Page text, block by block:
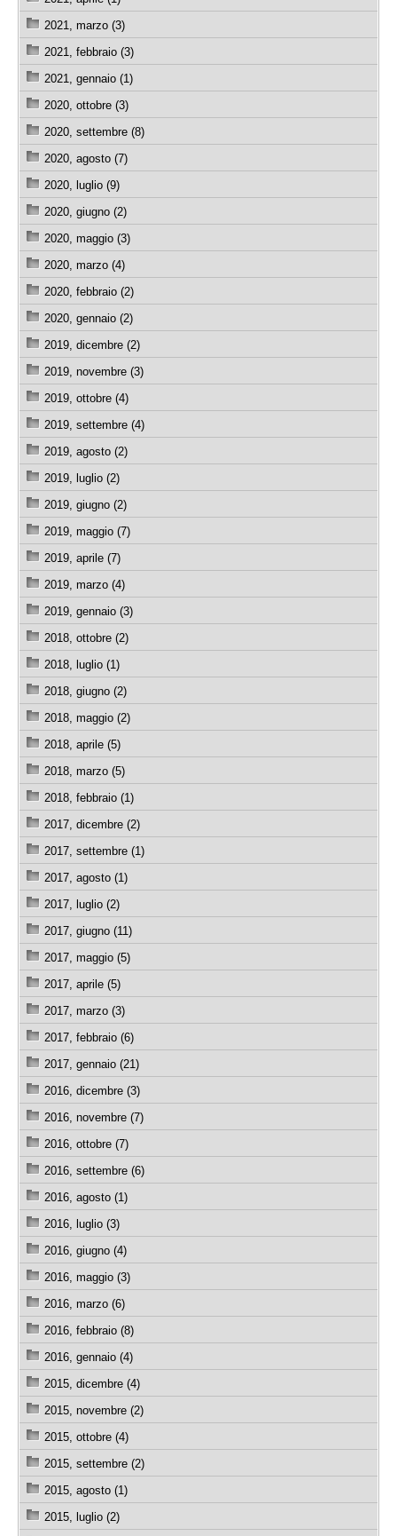
2021, marzo (3)
2021, febbraio (3)
2021, gennaio (1)
2020, ottobre (3)
2020, settembre (8)
2020, agosto (7)
2020, luglio (9)
2020, giugno (2)
2020, maggio (3)
2020, marzo (4)
2020, febbraio (2)
2020, gennaio (2)
2019, dicembre (2)
2019, novembre (3)
2019, ottobre (4)
2019, settembre (4)
2019, agosto (2)
2019, luglio (2)
2019, giugno (2)
2019, maggio (7)
2019, aprile (7)
2019, marzo (4)
2019, gennaio (3)
2018, ottobre (2)
2018, luglio (1)
2018, giugno (2)
2018, maggio (2)
2018, aprile (5)
2018, marzo (5)
2018, febbraio (1)
2017, dicembre (2)
2017, settembre (1)
2017, agosto (1)
2017, luglio (2)
2017, giugno (11)
2017, maggio (5)
2017, aprile (5)
2017, marzo (3)
2017, febbraio (6)
2017, gennaio (21)
2016, dicembre (3)
2016, novembre (7)
2016, ottobre (7)
2016, settembre (6)
2016, agosto (1)
2016, luglio (3)
2016, giugno (4)
2016, maggio (3)
2016, marzo (6)
2016, febbraio (8)
2016, gennaio (4)
2015, dicembre (4)
2015, novembre (2)
2015, ottobre (4)
2015, settembre (2)
2015, agosto (1)
2015, luglio (2)